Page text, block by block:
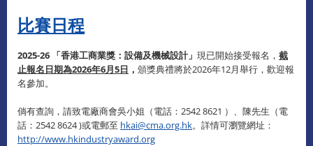
比賽日程
2025-26 「香港工商業獎：設備及機械設計」 現已開始接受報名， 截
止報名日期為2026年6月5日 ， 頒獎典禮將於2026年12月舉行，歡迎報
名參加。
倘有查詢，請致電廠商會吳小姐（電話：2542 8621 ）、陳先生（電
話：2542 8624 )或電郵至 hkai@cma.org.hk。詳情可瀏覽網址：
http://www.hkindustryaward.org